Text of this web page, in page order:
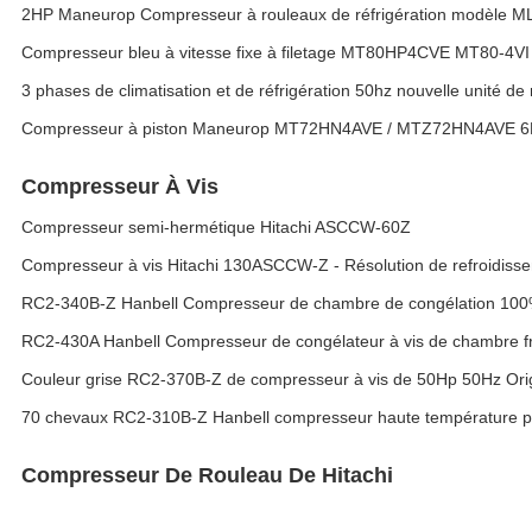
2HP Maneurop Compresseur à rouleaux de réfrigération modèle
Compresseur bleu à vitesse fixe à filetage MT80HP4CVE MT80-
3 phases de climatisation et de réfrigération 50hz nouvelle unité
Compresseur à piston Maneurop MT72HN4AVE / MTZ72HN4AVE
Compresseur À Vis
Compresseur semi-hermétique Hitachi ASCCW-60Z
Compresseur à vis Hitachi 130ASCCW-Z - Résolution de
RC2-340B-Z Hanbell Compresseur de chambre de congélation
RC2-430A Hanbell Compresseur de congélateur à vis de chambre
Couleur grise RC2-370B-Z de compresseur à vis de 50Hp 50Hz
70 chevaux RC2-310B-Z Hanbell compresseur haute température
Compresseur De Rouleau De Hitachi